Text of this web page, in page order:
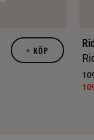
+ KÖP